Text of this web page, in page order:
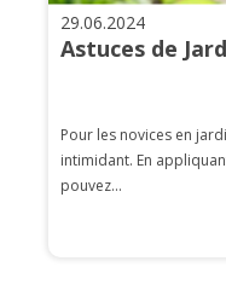
29.06.2024
Astuces de
Pour les novices en
intimidant. En
pouvez...